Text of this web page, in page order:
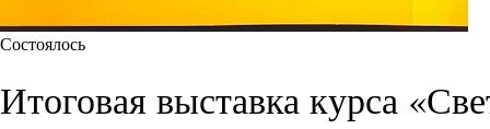
Состоялось
Итоговая выставка курса